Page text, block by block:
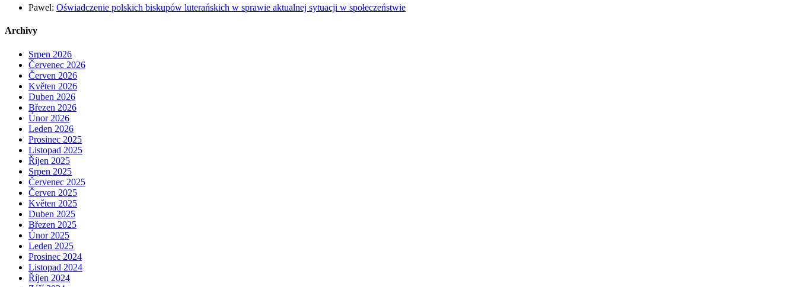
Pawel: Oświadczenie polskich biskupów luterańskich w sprawie aktualnej sytuacji w społeczeństwie
Archivy
Srpen 2026
Červenec 2026
Červen 2026
Květen 2026
Duben 2026
Březen 2026
Únor 2026
Leden 2026
Prosinec 2025
Listopad 2025
Říjen 2025
Srpen 2025
Červenec 2025
Červen 2025
Květen 2025
Duben 2025
Březen 2025
Únor 2025
Leden 2025
Prosinec 2024
Listopad 2024
Říjen 2024